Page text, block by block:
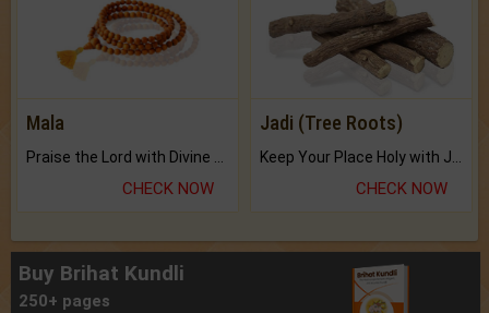
Mala
Praise the Lord with Divine Energies of Mala.
CHECK NOW
Jadi (Tree Roots)
Keep Your Place Holy with Jadi.
CHECK NOW
Buy Brihat Kundli
250+ pages